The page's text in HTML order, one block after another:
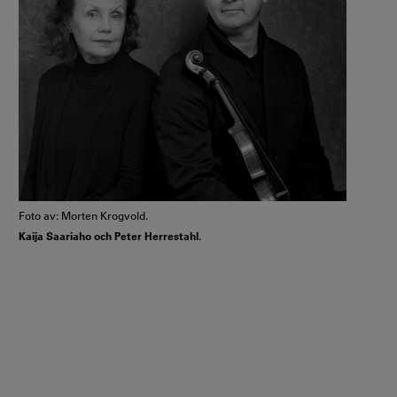
Foto av: Morten Krogvold.
Kaija Saariaho och Peter Herrestahl.